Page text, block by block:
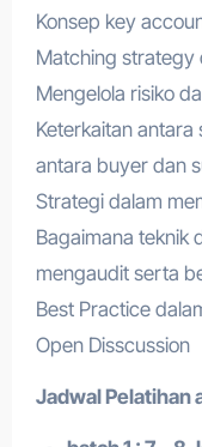
Konsep key
Matching strategy
Mengelola risiko
Keterkaitan
antara buyer dan
Strategi dalam
Bagaimana teknik
mengaudit serta
Best Practice
Open Disscussion
Jadwal Pelatihan